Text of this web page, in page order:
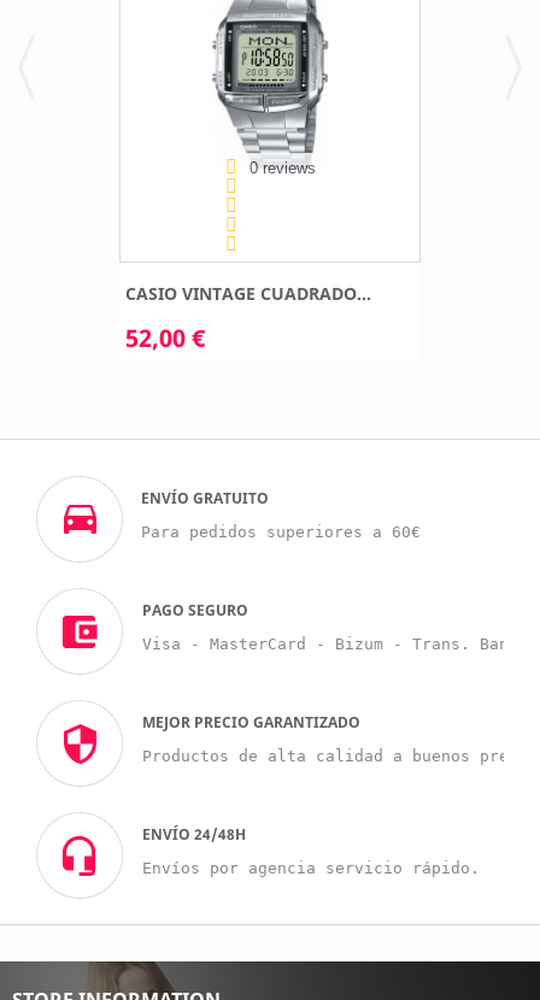
0 reviews
CASIO VINTAGE CUADRADO...
52,00 €
ENVÍO GRATUITO
Para pedidos superiores a 60€
PAGO SEGURO
Visa - MasterCard - Bizum - Trans.
MEJOR PRECIO GARANTIZADO
Productos de alta calidad a buenos
ENVÍO 24/48H
Envíos por agencia servicio rápido.